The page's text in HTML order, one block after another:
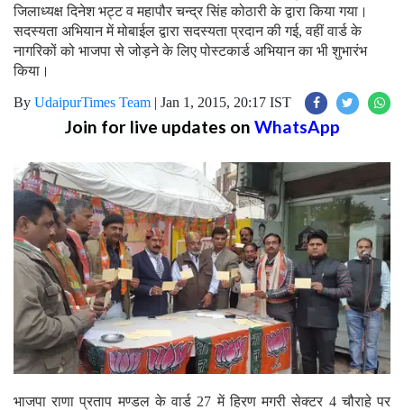
जिलाध्यक्ष दिनेश भट्ट व महापौर चन्द्र सिंह कोठारी के द्वारा किया गया।
सदस्यता अभियान में मोबाईल द्वारा सदस्यता प्रदान की गई, वहीं वार्ड के
नागरिकों को भाजपा से जोड़ने के लिए पोस्टकार्ड अभियान का भी शुभारंभ
किया।
By UdaipurTimes Team | Jan 1, 2015, 20:17 IST
Join for live updates on WhatsApp
भाजपा राणा प्रताप मण्डल के वार्ड 27 में हिरण मगरी सेक्टर 4 चौराहे पर